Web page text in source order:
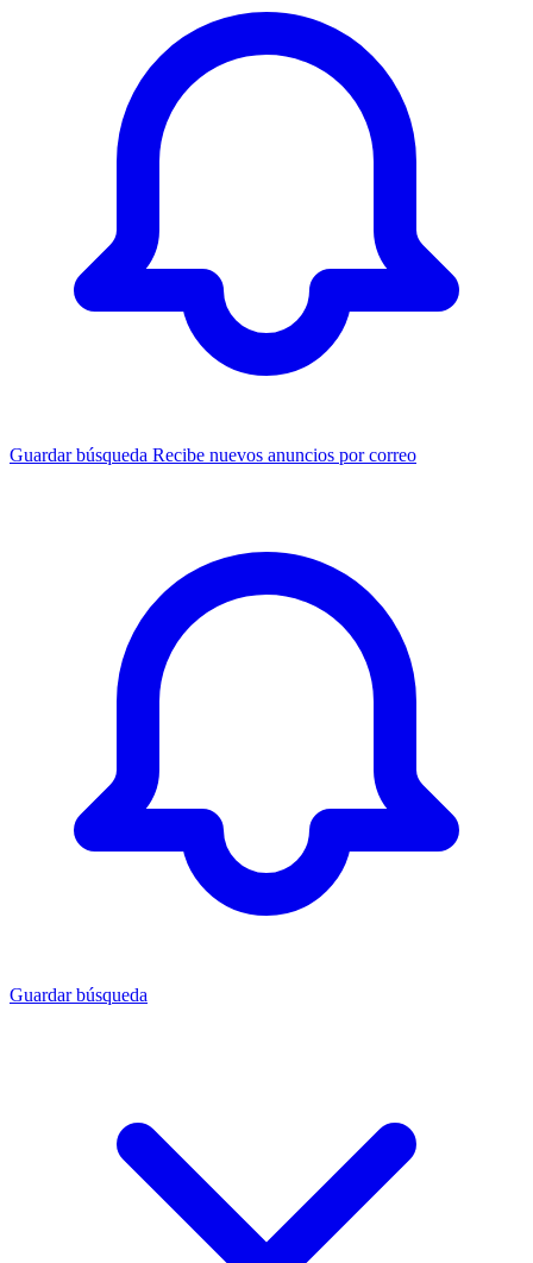
Guardar búsqueda Recibe nuevos anuncios por correo
Guardar búsqueda